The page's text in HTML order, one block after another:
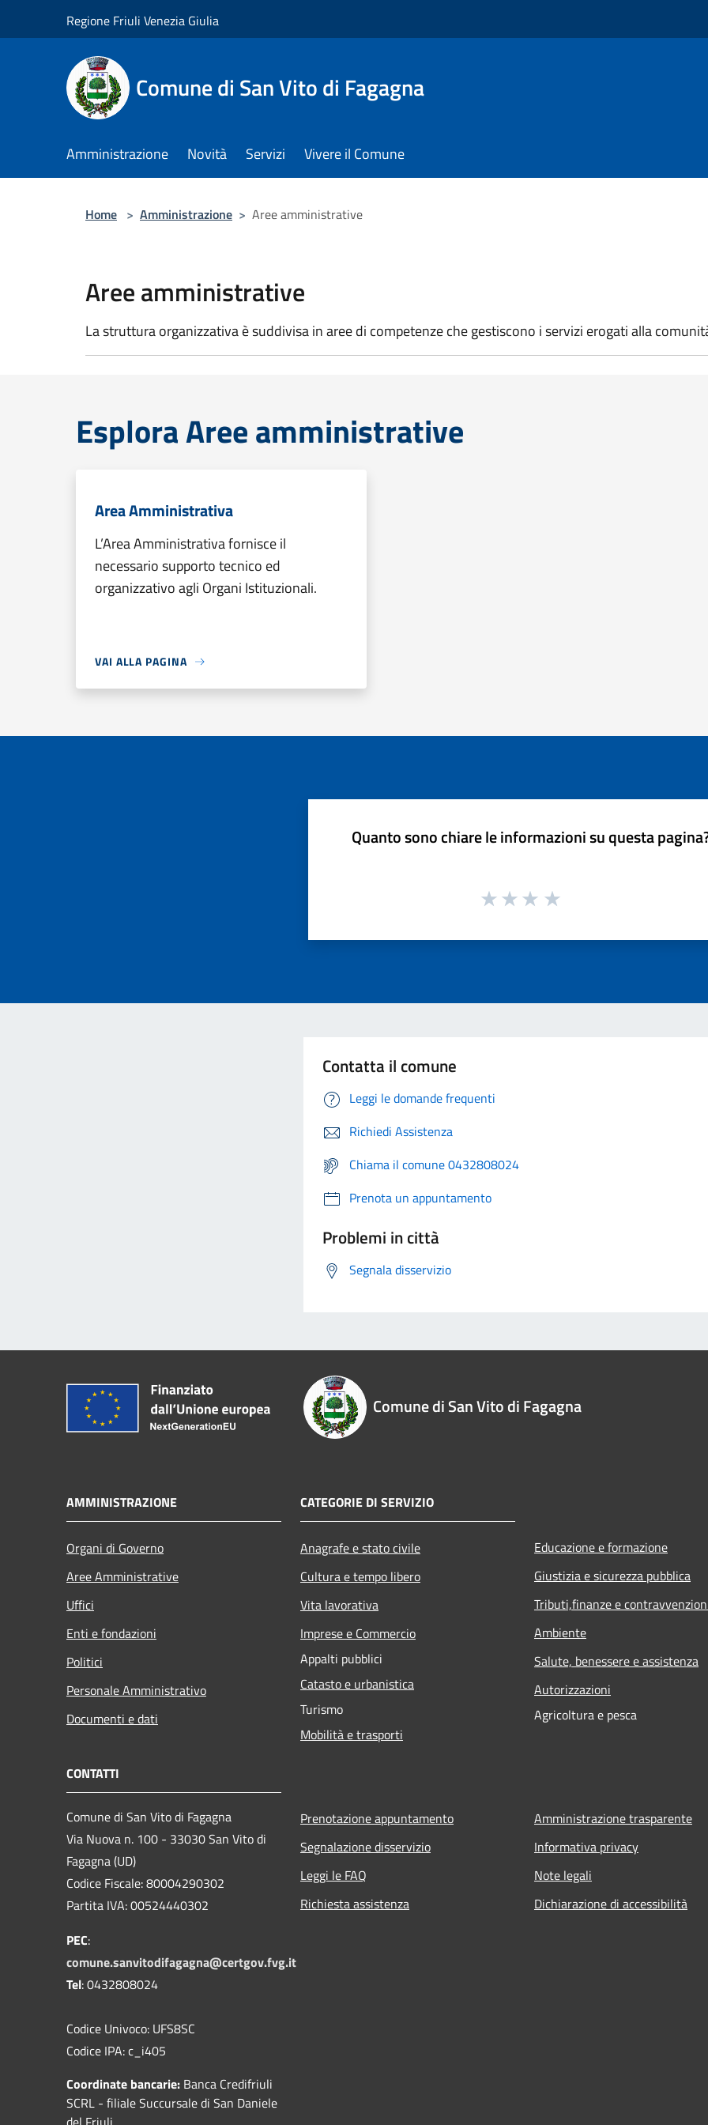
Regione Friuli Venezia Giulia
Comune di San Vito di Fagagna
Amministrazione Novità Servizi Vivere il Comune
Home > Amministrazione > Aree amministrative
Aree amministrative
La struttura organizzativa è suddivisa in aree di competenze che gestiscono i servizi erogati alla
Esplora Aree amministrative
Area Amministrativa
L’Area Amministrativa fornisce il
necessario supporto tecnico ed
organizzativo agli Organi Istituzionali.
VAI ALLA PAGINA
Quanto sono chiare le informazioni su questa
Contatta il comune
Leggi le domande frequenti
Richiedi Assistenza
Chiama il comune 0432808024
Prenota un appuntamento
Problemi in città
Segnala disservizio
Comune di San Vito di Fagagna
AMMINISTRAZIONE
Organi di Governo
Aree Amministrative
Uffici
Enti e fondazioni
Politici
Personale Amministrativo
Documenti e dati
CATEGORIE DI SERVIZIO
Anagrafe e stato civile
Cultura e tempo libero
Vita lavorativa
Imprese e Commercio
Appalti pubblici
Catasto e urbanistica
Turismo
Mobilità e trasporti
Educazione e formazione
Giustizia e sicurezza pubblica
Tributi,finanze e
Ambiente
Salute, benessere e assistenza
Autorizzazioni
Agricoltura e pesca
CONTATTI
Comune di San Vito di Fagagna
Via Nuova n. 100 - 33030 San Vito di
Fagagna (UD)
Codice Fiscale: 80004290302
Partita IVA: 00524440302
PEC:
comune.sanvitodifagagna@certgov.fvg.it
Tel: 0432808024
Codice Univoco: UFS8SC
Codice IPA: c_i405
Coordinate bancarie: Banca Credifriuli
SCRL - filiale Succursale di San Daniele
Prenotazione appuntamento
Segnalazione disservizio
Leggi le FAQ
Richiesta assistenza
Amministrazione trasparente
Informativa privacy
Note legali
Dichiarazione di accessibilità